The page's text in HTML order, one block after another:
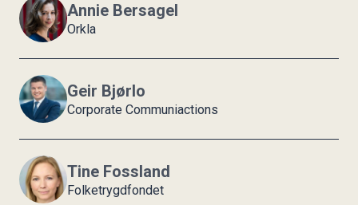
Annie Bersagel
Orkla
Geir Bjørlo
Corporate Communiactions
Tine Fossland
Folketrygdfondet